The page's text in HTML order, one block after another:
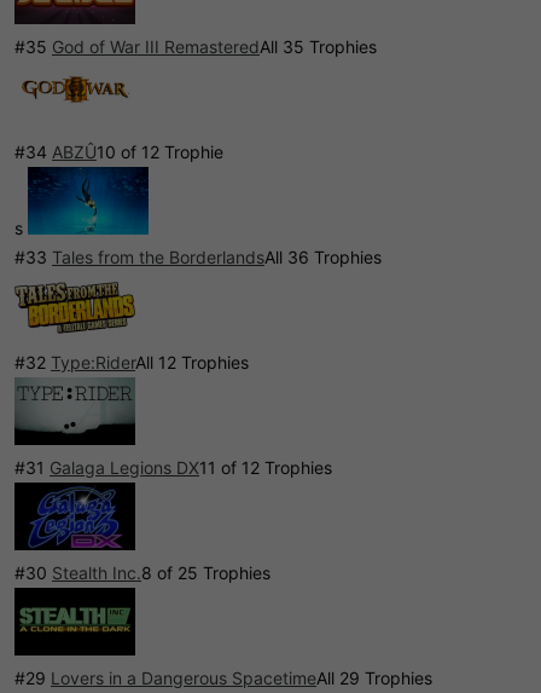
#35 God of War III RemasteredAll 35 Trophies
#34 ABZÛ10 of 12 Trophie
s
#33 Tales from the BorderlandsAll 36 Trophies
#32 Type:RiderAll 12 Trophies
#31 Galaga Legions DX11 of 12 Trophies
#30 Stealth Inc.8 of 25 Trophies
#29 Lovers in a Dangerous SpacetimeAll 29 Trophies